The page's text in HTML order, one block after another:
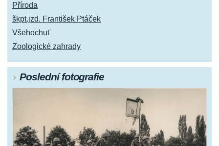
Příroda
škpt.jzd. František Ptáček
Všehochuť
Zoologické zahrady
Poslední fotografie